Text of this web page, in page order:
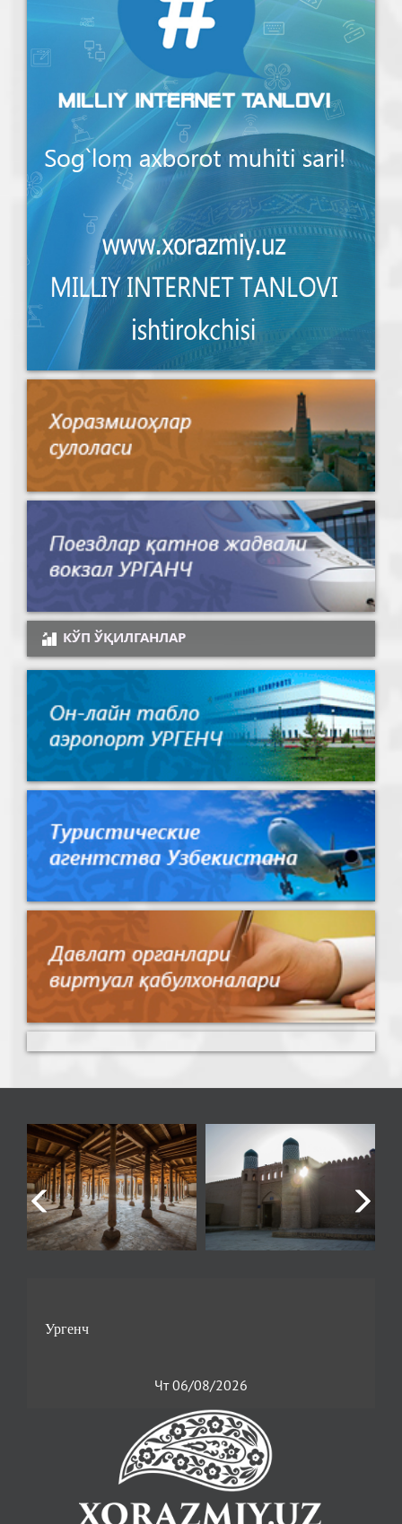
КЎП ЎҚИЛГАНЛАР
Чт 06/08/2026